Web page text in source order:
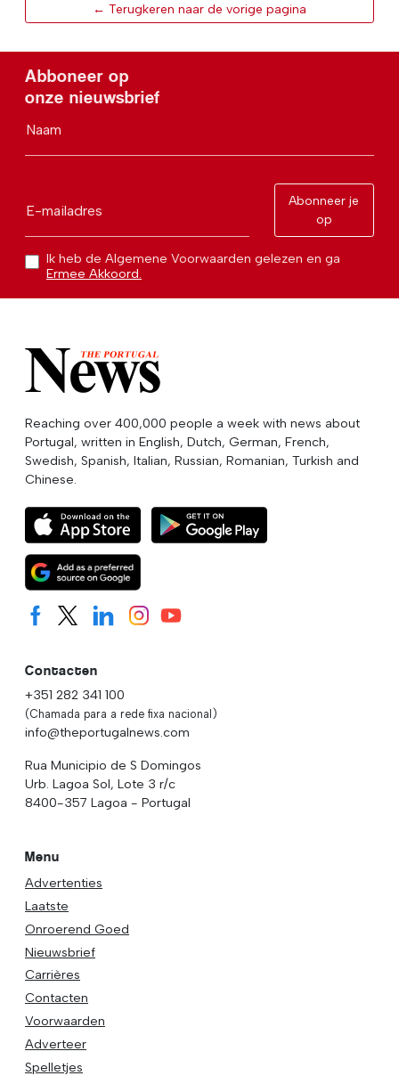
← Terugkeren naar de vorige pagina
Abboneer op
onze nieuwsbrief
Naam
E-mailadres
Abonneer je
op
Ik heb de Algemene Voorwaarden gelezen en ga
Ermee Akkoord.
Reaching over 400,000 people a week with news about
Portugal, written in English, Dutch, German, French,
Swedish, Spanish, Italian, Russian, Romanian, Turkish and
Chinese.
Contacten
+351 282 341 100
(Chamada para a rede fixa nacional)
info@theportugalnews.com
Rua Municipio de S Domingos
Urb. Lagoa Sol, Lote 3 r/c
8400-357 Lagoa - Portugal
Menu
Advertenties
Laatste
Onroerend Goed
Nieuwsbrief
Carrières
Contacten
Voorwaarden
Adverteer
Spelletjes